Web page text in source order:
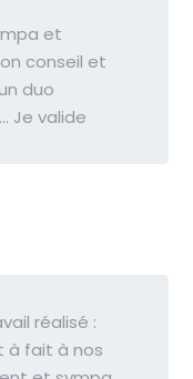
et
conseil et
duo
Je valide
réalisé :
à fait à nos